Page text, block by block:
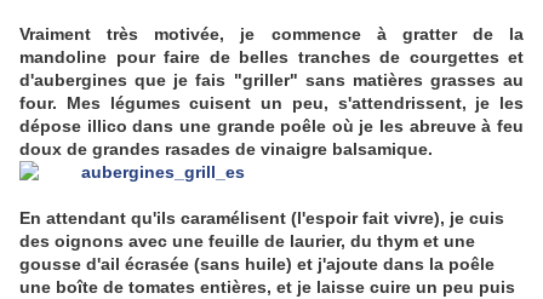
Vraiment très motivée, je commence à gratter de la
mandoline pour faire de belles tranches de courgettes et
d'aubergines que je fais "griller" sans matières grasses au
four. Mes légumes cuisent un peu, s'attendrissent, je les
dépose illico dans une grande poêle où je les abreuve à feu
doux de grandes rasades de vinaigre balsamique.
En attendant qu'ils caramélisent (l'espoir fait vivre), je cuis
des oignons avec une feuille de laurier, du thym et une
gousse d'ail écrasée (sans huile) et j'ajoute dans la poêle
une boîte de tomates entières, et je laisse cuire un peu puis